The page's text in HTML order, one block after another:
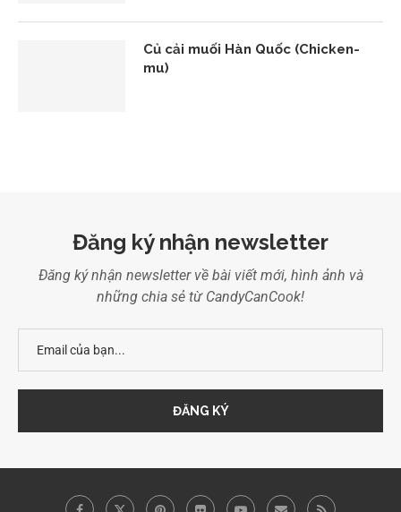
Củ cải muối Hàn Quốc (Chicken-
mu)
Đăng ký nhận newsletter
Đăng ký nhận newsletter về bài viết mới, hình ảnh và
những chia sẻ từ CandyCanCook!